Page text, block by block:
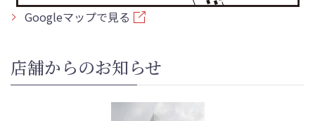
Googleマップで見る
店舗からのお知らせ